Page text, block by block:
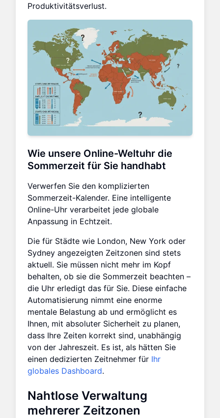
Produktivitätsverlust.
Wie unsere Online-Weltuhr die
Sommerzeit für Sie handhabt
Verwerfen Sie den komplizierten
Sommerzeit-Kalender. Eine intelligente
Online-Uhr verarbeitet jede globale
Anpassung in Echtzeit.
Die für Städte wie London, New York oder
Sydney angezeigten Zeitzonen sind stets
aktuell. Sie müssen nicht mehr im Kopf
behalten, ob sie die Sommerzeit beachten –
die Uhr erledigt das für Sie. Diese einfache
Automatisierung nimmt eine enorme
mentale Belastung ab und ermöglicht es
Ihnen, mit absoluter Sicherheit zu planen,
dass Ihre Zeiten korrekt sind, unabhängig
von der Jahreszeit. Es ist, als hätten Sie
einen dedizierten Zeitnehmer für Ihr
globales Dashboard.
Nahtlose Verwaltung
mehrerer Zeitzonen